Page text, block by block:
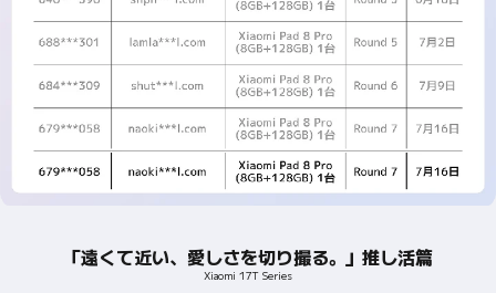
「遠くて近い、愛しさを切り撮る。」推し活篇
Xiaomi 17T Series